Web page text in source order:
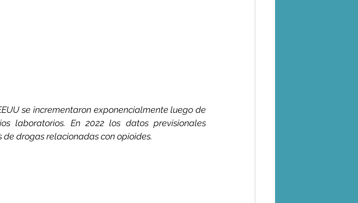
se incrementaron exponencialmente luego de
laboratorios. En 2022 los datos previsionales
de drogas relacionadas con opioides.